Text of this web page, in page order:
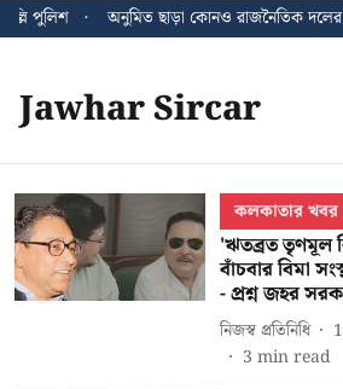
পুলিশ
অনুমিত ছাড়া কোনও রাজনৈতিক দলের
Jawhar Sircar
কলকাতার খবর
'ঋতব্রত তৃণমূল
বাঁচবার বিমা
- প্রশ্ন জহর
নিজস্ব প্রতিনিধি
3 min read